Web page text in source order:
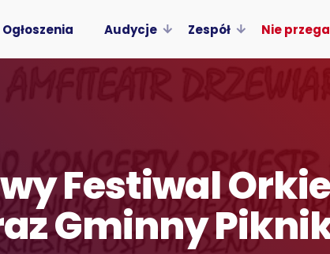
Ogłoszenia Audycje Zespół Nie
Festiwal
Gminny